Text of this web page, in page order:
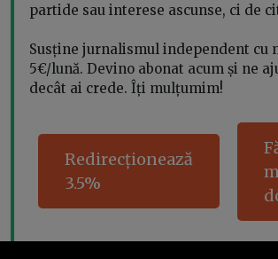
partide sau interese ascunse, ci de
Susține jurnalismul independent cu
5€/lună. Devino abonat acum și ne
decât ai crede. Îți mulțumim!
Redirecționează
3.5%